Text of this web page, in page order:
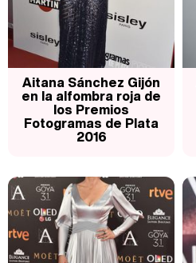
Aitana Sánchez Gijón
en la alfombra roja de
los Premios
Fotogramas de Plata
2016